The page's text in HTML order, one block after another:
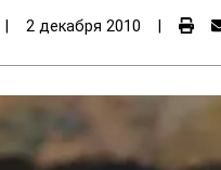
2 декабря 2010